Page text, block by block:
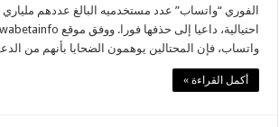
الفوري “واتساب” عدد مستخدميه البالغ عددهم
واتساب، فإن المحتالين يوهمون الضحايا بأنهم من
أكمل القراءة »